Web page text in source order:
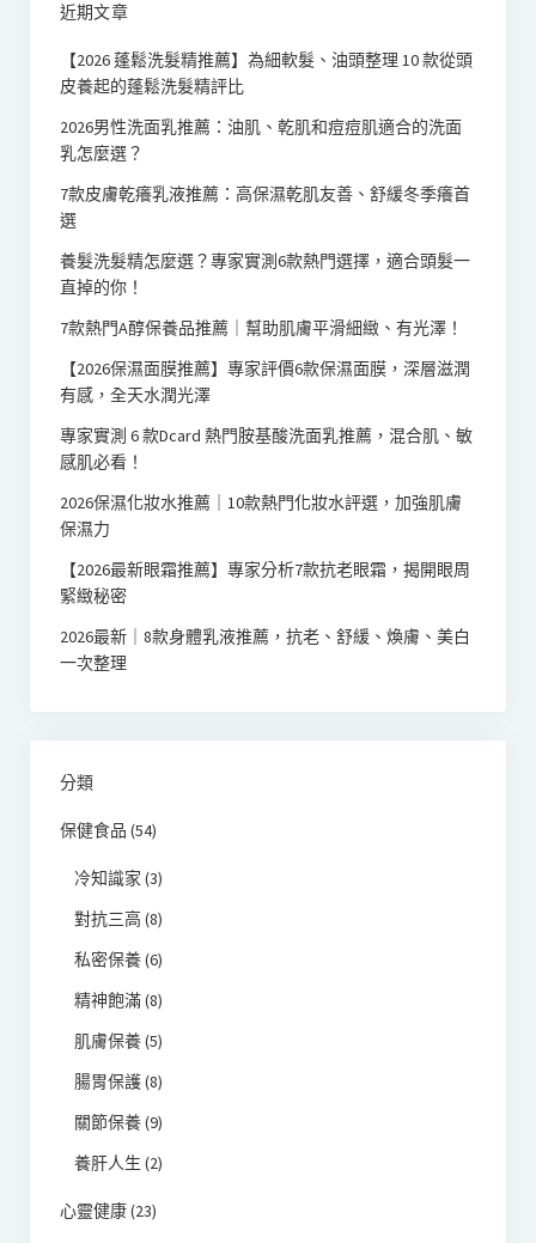
近期文章
【2026 蓬鬆洗髮精推薦】為細軟髮、油頭整理 10 款從頭
皮養起的蓬鬆洗髮精評比
2026男性洗面乳推薦：油肌、乾肌和痘痘肌適合的洗面
乳怎麼選？
7款皮膚乾癢乳液推薦：高保濕乾肌友善、舒緩冬季癢首
選
養髮洗髮精怎麼選？專家實測6款熱門選擇，適合頭髮一
直掉的你！
7款熱門A醇保養品推薦｜幫助肌膚平滑細緻、有光澤！
【2026保濕面膜推薦】專家評價6款保濕面膜，深層滋潤
有感，全天水潤光澤
專家實測 6 款Dcard 熱門胺基酸洗面乳推薦，混合肌、敏
感肌必看！
2026保濕化妝水推薦｜10款熱門化妝水評選，加強肌膚
保濕力
【2026最新眼霜推薦】專家分析7款抗老眼霜，揭開眼周
緊緻秘密
2026最新｜8款身體乳液推薦，抗老、舒緩、煥膚、美白
一次整理
分類
保健食品 (54)
冷知識家 (3)
對抗三高(8)
私密保養(6)
精神飽滿(8)
肌膚保養(5)
腸胃保護(8)
關節保養(9)
養肝人生 (2)
心靈健康(23)